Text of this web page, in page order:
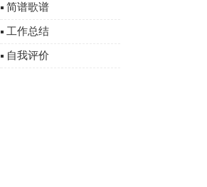
文简谱歌谱
工作总结
自我评价